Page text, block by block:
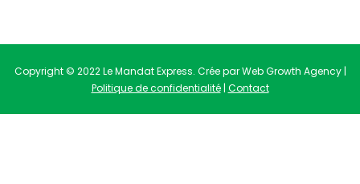
Copyright © 2022 Le Mandat Express. Crée par Web Growth Agency |
Politique de confidentialité| Contact